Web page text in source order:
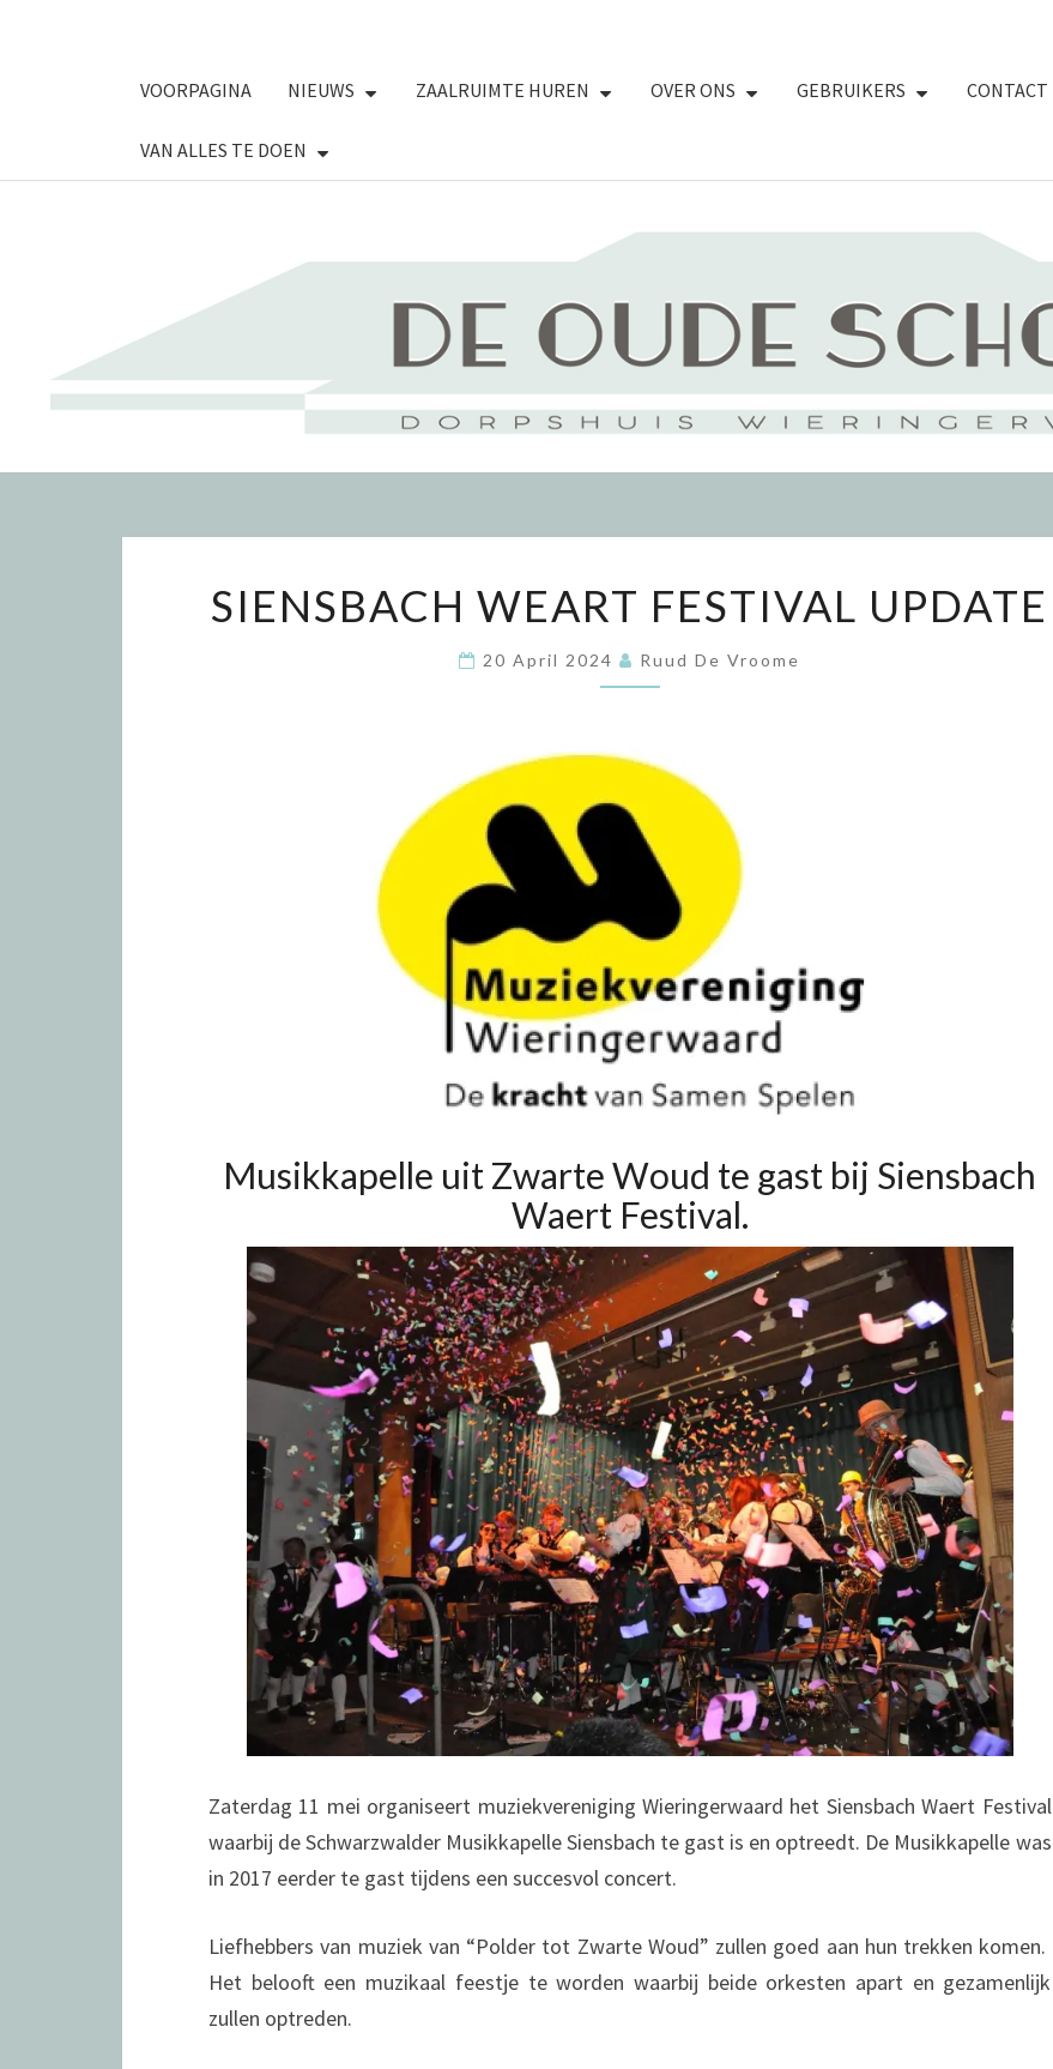
VOORPAGINA NIEUWS ZAALRUIMTE HUREN OVER ONS GEBRUIKERS CONTACT
VAN ALLES TE DOEN
WEART
UPDATE
SIENSBACH WEART FESTIVAL UPDATE
20 April 2024 Ruud De Vroome
Musikkapelle uit Zwarte Woud te gast bij Siensbach
Waert Festival.
Zaterdag 11 mei organiseert muziekvereniging Wieringerwaard het Siensbach Waert Festival
waarbij de Schwarzwalder Musikkapelle Siensbach te gast is en optreedt. De Musikkapelle was
in 2017 eerder te gast tijdens een succesvol concert.
Liefhebbers van muziek van “Polder tot Zwarte Woud” zullen goed aan hun trekken komen.
Het belooft een muzikaal feestje te worden waarbij beide orkesten apart en gezamenlijk
zullen optreden.